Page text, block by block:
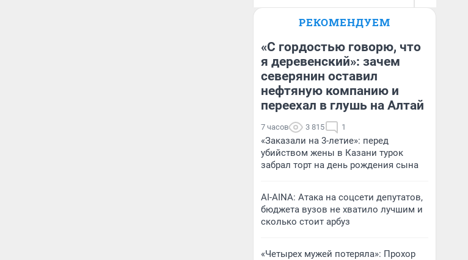
Денис Дедюхин
РЕКОМЕНДУЕМ
«С гордостью говорю, что
я деревенский»: зачем
северянин оставил
нефтяную компанию и
переехал в глушь на Алтай
7 часов 3 815 1
«Заказали на 3-летие»: перед
убийством жены в Казани турок
забрал торт на день рождения сына
AI-AINA: Атака на соцсети депутатов,
бюджета вузов не хватило лучшим и
сколько стоит арбуз
«Четырех мужей потеряла»: Прохор